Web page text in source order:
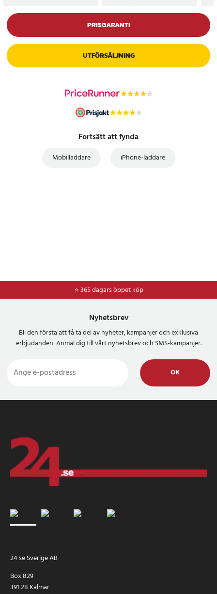
PRISGARANTI
UTFÖRSÄLJNING
Fortsätt att fynda
Mobilladdare iPhone-laddare
⭐ 365 dagars öppet köp
⭐Frakt 49kr *
Nyhetsbrev
Bli den första att få ta del av nyheter, kampanjer och exklusiva
erbjudanden Anmäl dig till vårt nyhetsbrev och SMS-kampanjer.
OK
24 se Sverige AB
Box 829
391 28 Kalmar